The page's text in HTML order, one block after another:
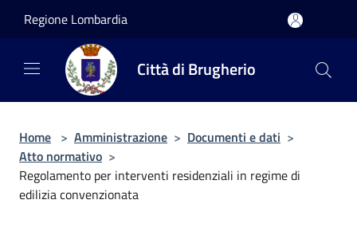
Regione Lombardia
Città di Brugherio
Home > Amministrazione > Documenti e dati >
Atto normativo >
Regolamento per interventi residenziali in regime di
edilizia convenzionata